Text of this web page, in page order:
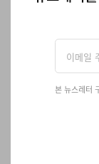
본 뉴스레터